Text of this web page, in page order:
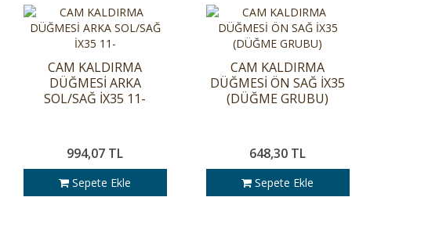
CAM KALDIRMA
DÜĞMESİ ARKA
SOL/SAĞ İX35 11-
994,07 TL
Sepete Ekle
CAM KALDIRMA
DÜĞMESİ ÖN SAĞ İX35
(DÜĞME GRUBU)
648,30 TL
Sepete Ekle